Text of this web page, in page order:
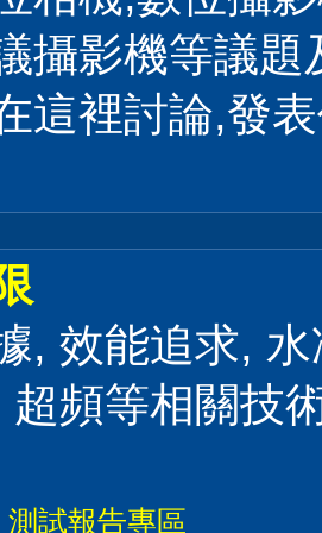
攝影機等議題
這裡討論,發
, 效能追求,
超頻等相關技
測試報告專區